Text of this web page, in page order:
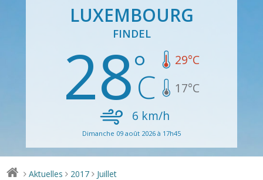
LUXEMBOURG
FINDEL
28 29°C
17°C
6 km/h
Dimanche 09 août 2026 à 17h45
> Aktuelles > 2017 > Juillet